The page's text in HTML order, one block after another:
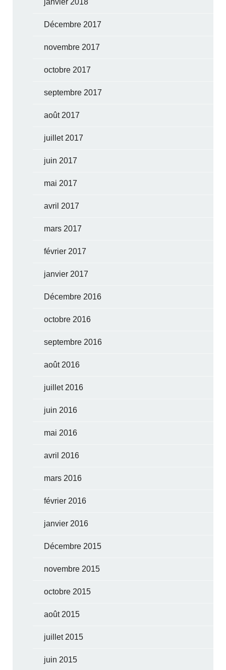
Décembre 2017
novembre 2017
octobre 2017
septembre 2017
août 2017
juillet 2017
juin 2017
mai 2017
avril 2017
mars 2017
février 2017
janvier 2017
Décembre 2016
octobre 2016
septembre 2016
août 2016
juillet 2016
juin 2016
mai 2016
avril 2016
mars 2016
février 2016
janvier 2016
Décembre 2015
novembre 2015
octobre 2015
août 2015
juillet 2015
juin 2015